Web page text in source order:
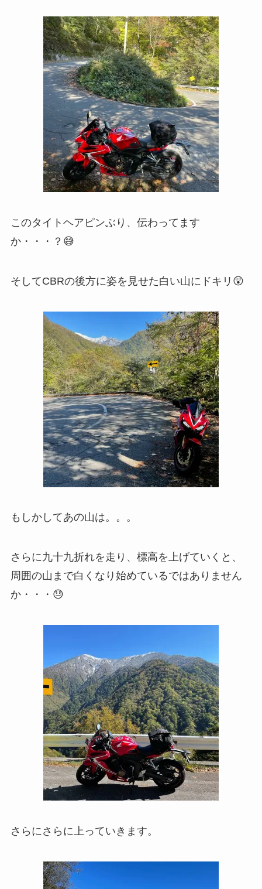
このタイトヘアピンぶり、伝わってます
か・・・？😅
そしてCBRの後方に姿を見せた白い山にドキリ😲
もしかしてあの山は。。。
さらに九十九折れを走り、標高を上げていくと、
周囲の山まで白くなり始めているではありません
か・・・😓
さらにさらに上っていきます。